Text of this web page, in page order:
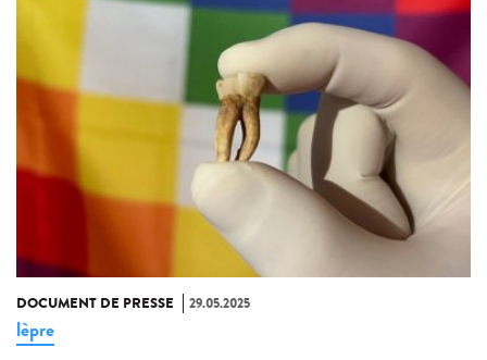
DOCUMENT DE PRESSE 29.05.2025
lèpre